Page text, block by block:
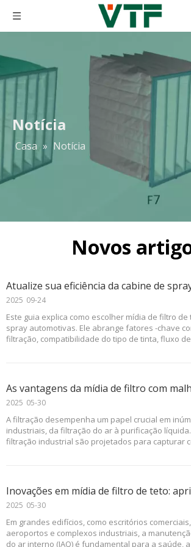
Notícia
Casa » Notícia
Novos
Este guia explica como escolher mídia de filtro
spray automotivas. Ele abrange fatores -chave
filtração, compatibilidade do tipo de tinta, fluxo
2025 09-24
A filtração desempenha um papel crucial em
industriais, da filtração do ar à purificação
filtração industrial são projetados para capturar
2025 05-30
Em grandes edifícios, como escritórios
aeroportos e complexos industriais, a
do ar interno (IAQ) é fundamental para a saúde,
2025 05-30